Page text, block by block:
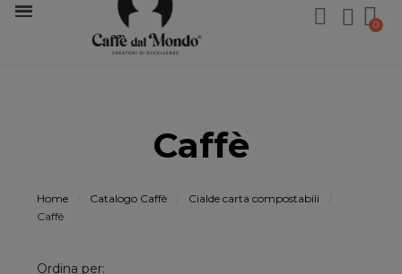
Caffè
Home Catalogo Caffè
Cialde carta compostabili
Caffè
Ordina per: